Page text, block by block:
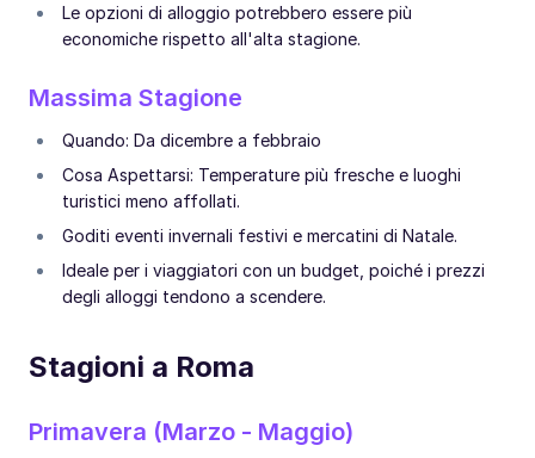
Le opzioni di alloggio potrebbero essere più
economiche rispetto all'alta stagione.
Massima Stagione
Quando: Da dicembre a febbraio
Cosa Aspettarsi: Temperature più fresche e luoghi
turistici meno affollati.
Goditi eventi invernali festivi e mercatini di Natale.
Ideale per i viaggiatori con un budget, poiché i prezzi
degli alloggi tendono a scendere.
Stagioni a Roma
Primavera (Marzo - Maggio)